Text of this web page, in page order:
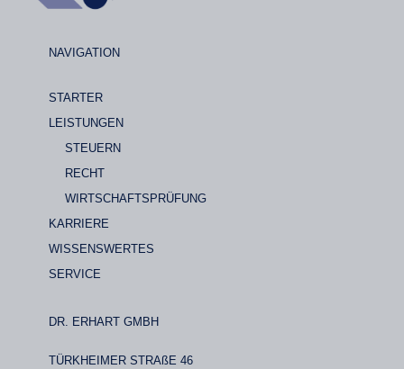
NAVIGATION
STARTER
LEISTUNGEN
STEUERN
RECHT
WIRTSCHAFTSPRÜFUNG
KARRIERE
WISSENSWERTES
SERVICE
DR. ERHART GMBH
TÜRKHEIMER STRAßE 46